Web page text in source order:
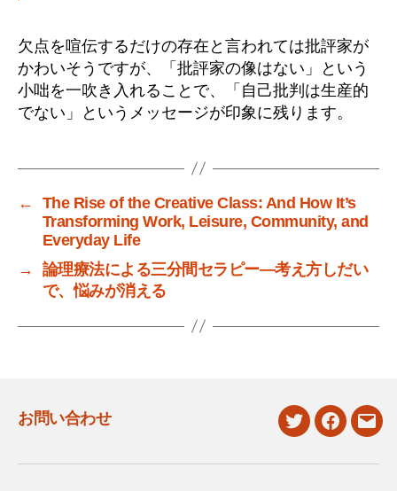
欠点を喧伝するだけの存在と言われては批評家が
かわいそうですが、「批評家の像はない」という
小咄を一吹き入れることで、「自己批判は生産的
でない」というメッセージが印象に残ります。
←
The Rise of the Creative Class: And How It’s
Transforming Work, Leisure, Community, and
Everyday Life
→
論理療法による三分間セラピー―考え方しだい
で、悩みが消える
お問い合わせ
twitterfacebook